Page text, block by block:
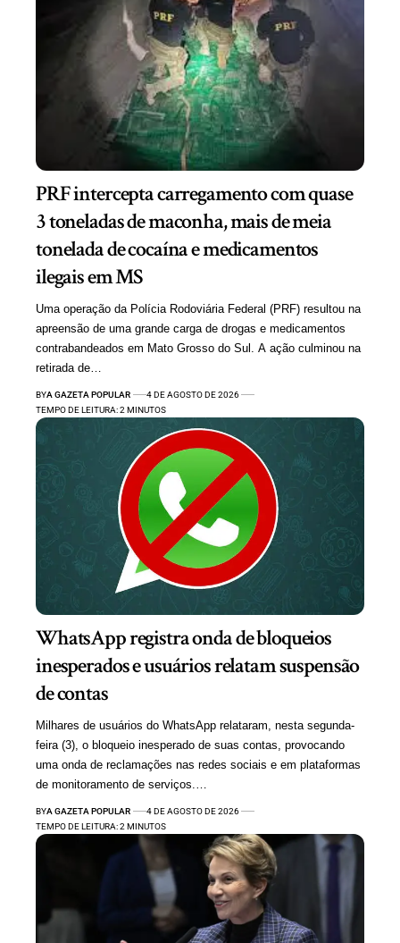
PRF intercepta carregamento com quase
3 toneladas de maconha, mais de meia
tonelada de cocaína e medicamentos
ilegais em MS
Uma operação da Polícia Rodoviária Federal (PRF) resultou na
apreensão de uma grande carga de drogas e medicamentos
contrabandeados em Mato Grosso do Sul. A ação culminou na
retirada de…
BYA GAZETA POPULAR
4 DE AGOSTO DE 2026
TEMPO DE LEITURA: 2 MINUTOS
WhatsApp registra onda de bloqueios
inesperados e usuários relatam suspensão
de contas
Milhares de usuários do WhatsApp relataram, nesta segunda-
feira (3), o bloqueio inesperado de suas contas, provocando
uma onda de reclamações nas redes sociais e em plataformas
de monitoramento de serviços.…
BYA GAZETA POPULAR
4 DE AGOSTO DE 2026
TEMPO DE LEITURA: 2 MINUTOS